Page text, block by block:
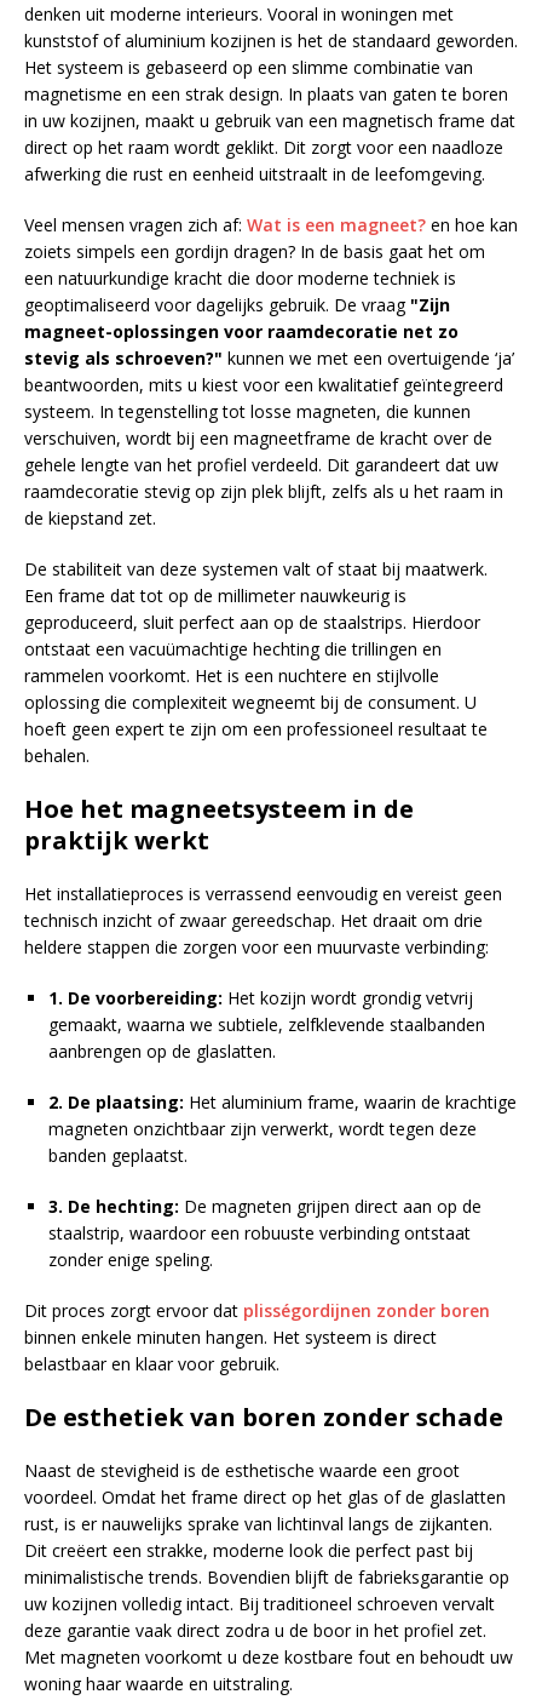
denken uit moderne interieurs. Vooral in woningen met
kunststof of aluminium kozijnen is het de standaard geworden.
Het systeem is gebaseerd op een slimme combinatie van
magnetisme en een strak design. In plaats van gaten te boren
in uw kozijnen, maakt u gebruik van een magnetisch frame dat
direct op het raam wordt geklikt. Dit zorgt voor een naadloze
afwerking die rust en eenheid uitstraalt in de leefomgeving.
Veel mensen vragen zich af: Wat is een magneet? en hoe kan
zoiets simpels een gordijn dragen? In de basis gaat het om
een natuurkundige kracht die door moderne techniek is
geoptimaliseerd voor dagelijks gebruik. De vraag "Zijn
magneet-oplossingen voor raamdecoratie net zo
stevig als schroeven?" kunnen we met een overtuigende ‘ja’
beantwoorden, mits u kiest voor een kwalitatief geïntegreerd
systeem. In tegenstelling tot losse magneten, die kunnen
verschuiven, wordt bij een magneetframe de kracht over de
gehele lengte van het profiel verdeeld. Dit garandeert dat uw
raamdecoratie stevig op zijn plek blijft, zelfs als u het raam in
de kiepstand zet.
De stabiliteit van deze systemen valt of staat bij maatwerk.
Een frame dat tot op de millimeter nauwkeurig is
geproduceerd, sluit perfect aan op de staalstrips. Hierdoor
ontstaat een vacuümachtige hechting die trillingen en
rammelen voorkomt. Het is een nuchtere en stijlvolle
oplossing die complexiteit wegneemt bij de consument. U
hoeft geen expert te zijn om een professioneel resultaat te
behalen.
Hoe het magneetsysteem in de
praktijk werkt
Het installatieproces is verrassend eenvoudig en vereist geen
technisch inzicht of zwaar gereedschap. Het draait om drie
heldere stappen die zorgen voor een muurvaste verbinding:
1. De voorbereiding: Het kozijn wordt grondig vetvrij
gemaakt, waarna we subtiele, zelfklevende staalbanden
aanbrengen op de glaslatten.
2. De plaatsing: Het aluminium frame, waarin de krachtige
magneten onzichtbaar zijn verwerkt, wordt tegen deze
banden geplaatst.
3. De hechting: De magneten grijpen direct aan op de
staalstrip, waardoor een robuuste verbinding ontstaat
zonder enige speling.
Dit proces zorgt ervoor dat plisségordijnen zonder boren
binnen enkele minuten hangen. Het systeem is direct
belastbaar en klaar voor gebruik.
De esthetiek van boren zonder schade
Naast de stevigheid is de esthetische waarde een groot
voordeel. Omdat het frame direct op het glas of de glaslatten
rust, is er nauwelijks sprake van lichtinval langs de zijkanten.
Dit creëert een strakke, moderne look die perfect past bij
minimalistische trends. Bovendien blijft de fabrieksgarantie op
uw kozijnen volledig intact. Bij traditioneel schroeven vervalt
deze garantie vaak direct zodra u de boor in het profiel zet.
Met magneten voorkomt u deze kostbare fout en behoudt uw
woning haar waarde en uitstraling.